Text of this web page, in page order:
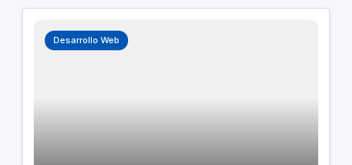
Bret Johnsen, Ira Ehrenpreis y Randy Glein.
Desarrollo Web